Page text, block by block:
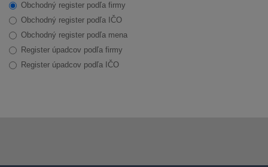
Obchodný register podľa firmy
Obchodný register podľa IČO
Obchodný register podľa mena
Register úpadcov podľa firmy
Register úpadcov podľa IČO